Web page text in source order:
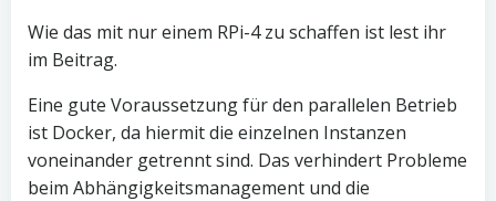
Wie das mit nur einem RPi-4 zu schaffen ist lest ihr
im Beitrag.
Eine gute Voraussetzung für den parallelen Betrieb
ist Docker, da hiermit die einzelnen Instanzen
voneinander getrennt sind. Das verhindert Probleme
beim Abhängigkeitsmanagement und die